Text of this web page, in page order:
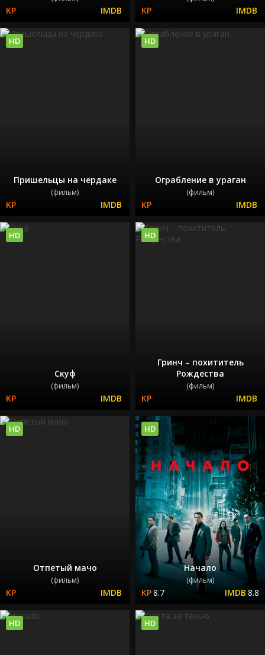
Пришельцы на чердаке
(фильм)
HD
Ограбление в ураган
(фильм)
HD
Скуф
(фильм)
HD
Гринч – похититель
Рождества
(фильм)
HD
Отпетый мачо
(фильм)
HD
Начало
(фильм)
8.7 8.8
HD
HD HD